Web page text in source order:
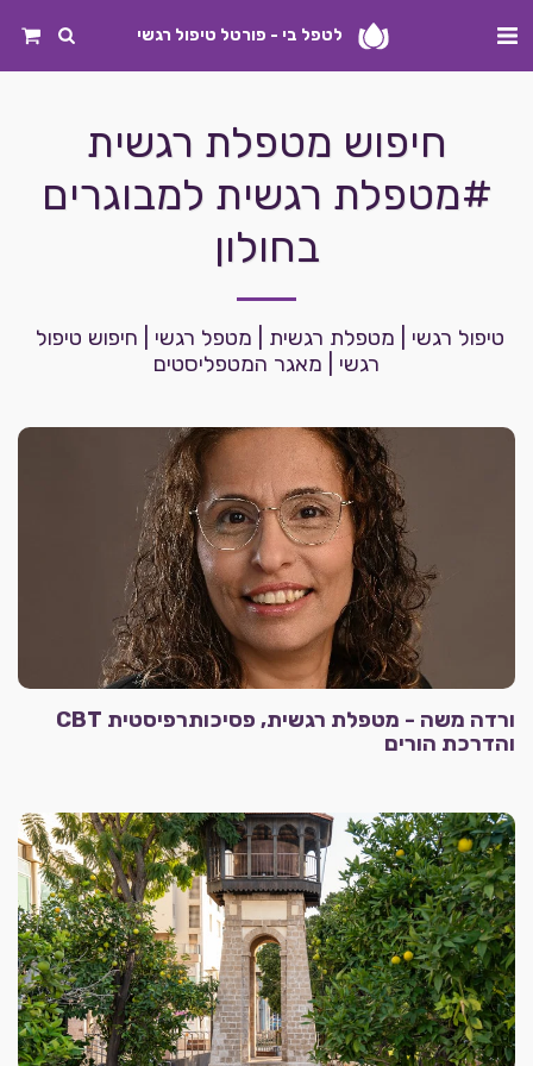
לטפל בי - פורטל טיפול רגשי
חיפוש מטפלת רגשית
#מטפלת רגשית למבוגרים
בחולון
רגשי | מאגר המטפליסטים
ורדה משה - מטפלת רגשית, פסיכותרפיסטית CBT
והדרכת הורים